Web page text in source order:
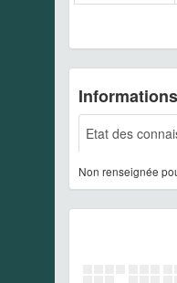
Etat des
Non renseignée